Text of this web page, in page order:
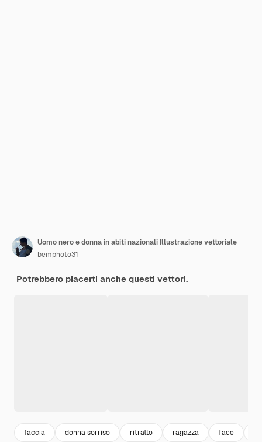
Uomo nero e donna in abiti nazionali Illustrazione vettoriale
bemphoto31
Potrebbero piacerti anche questi vettori.
faccia donna sorriso ritratto ragazza face